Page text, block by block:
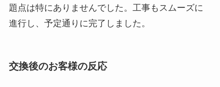
題点は特にありませんでした。工事もスムーズに
進行し、予定通りに完了しました。
交換後のお客様の反応